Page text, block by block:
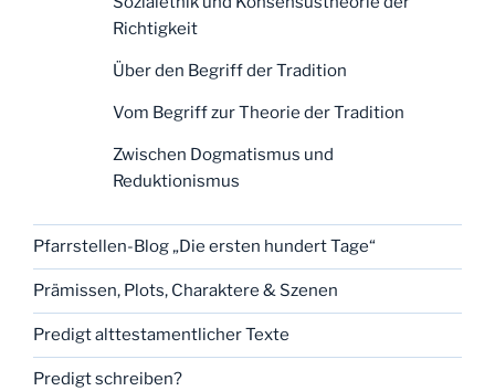
Richtigkeit
Über den Begriff der Tradition
Vom Begriff zur Theorie der Tradition
Zwischen Dogmatismus und
Reduktionismus
Pfarrstellen-Blog „Die ersten hundert Tage“
Prämissen, Plots, Charaktere & Szenen
Predigt alttestamentlicher Texte
Predigt schreiben?